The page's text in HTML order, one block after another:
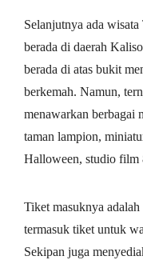
Selanjutnya ada
berada di daerah
berada di atas bukit
berkemah. Namun,
menawarkan berbagai
taman lampion,
Halloween, studio film
Tiket masuknya
termasuk tiket untuk
Sekipan juga